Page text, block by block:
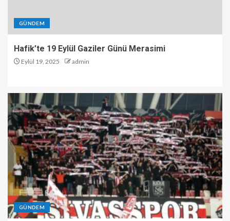
GÜNDEM
Hafik’te 19 Eylül Gaziler Günü Merasimi
Eylül 19, 2025 admin
GÜNDEM